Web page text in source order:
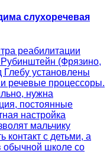
слухоречевая
реабилитации
(Фрязино,
Глебу установлены
речевые процессоры.
нужна
постоянные
настройка
мальчику
контакт с детьми, а
обычной школе со